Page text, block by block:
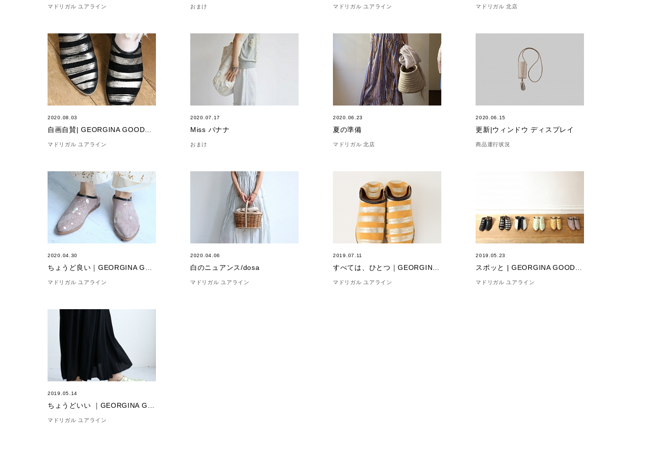
マドリガル ユアライン おまけ マドリガル ユアライン マドリガル 北店
2020.08.03
マドリガル ユアライン
2020.07.17
Miss バナナ
おまけ
2020.06.23
夏の準備
マドリガル 北店
2020.06.15
更新|ウィンドウ ディスプレイ
商品運行状況
2020.04.30
マドリガル ユアライン
2020.04.06
白のニュアンス/dosa
マドリガル ユアライン
2019.07.11
マドリガル ユアライン
2019.05.23
マドリガル ユアライン
2019.05.14
マドリガル ユアライン